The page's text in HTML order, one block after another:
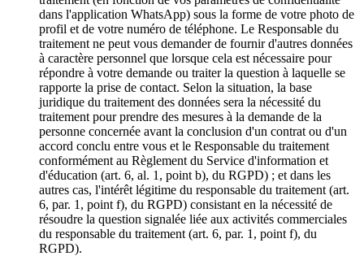
dans l'application WhatsApp) sous la forme de votre photo de
profil et de votre numéro de téléphone. Le Responsable du
traitement ne peut vous demander de fournir d'autres données
à caractère personnel que lorsque cela est nécessaire pour
répondre à votre demande ou traiter la question à laquelle se
rapporte la prise de contact. Selon la situation, la base
juridique du traitement des données sera la nécessité du
traitement pour prendre des mesures à la demande de la
personne concernée avant la conclusion d'un contrat ou d'un
accord conclu entre vous et le Responsable du traitement
conformément au Règlement du Service d'information et
d'éducation (art. 6, al. 1, point b), du RGPD) ; et dans les
autres cas, l'intérêt légitime du responsable du traitement (art.
6, par. 1, point f), du RGPD) consistant en la nécessité de
résoudre la question signalée liée aux activités commerciales
du responsable du traitement (art. 6, par. 1, point f), du
RGPD).